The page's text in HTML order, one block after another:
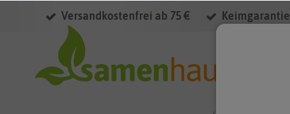
Versandkostenfrei ab 75 € Keimgarantie